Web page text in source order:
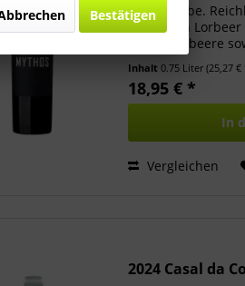
Granatfarbe.
Noten von
und Brombeere
Reifung im Fass.
Inhalt0.75 Liter(25,27
18,95 € *
In
Vergleichen
2024 Casal da
Bestätigen